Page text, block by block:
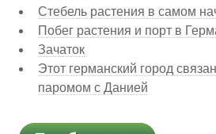
Стебель растения в самом
Побег растения и порт в
Зачаток
Этот германский город
паромом с Данией